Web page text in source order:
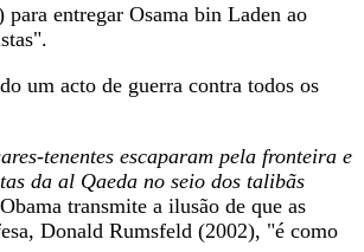
para entregar Osama bin Laden ao
um acto de guerra contra todos os
tenentes escaparam pela fronteira e
da al Qaeda no seio dos talibãs
transmite a ilusão de que as
Donald Rumsfeld (2002), "é como